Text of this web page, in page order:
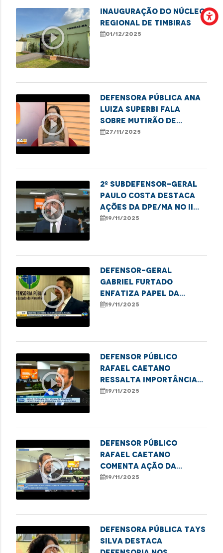
play_circle_outline
Inauguração do Núcleo
Regional de Timbiras
01/12/2025
play_circle_outline
Defensora pública Ana
Luiza Superbi fala
sobre mutirão de
atendimentos para
27/11/2025
play_circle_outline
2º subdefensor-geral
Paulo Costa destaca
ações da DPE/MA no II
Festival da Consciência
19/11/2025
play_circle_outline
Defensor-geral
Gabriel Furtado
enfatiza papel da
DPE/MA no II Festival da
19/11/2025
play_circle_outline
Defensor público
Rafael Caetano
ressalta importância
do II Festival Cultural
19/11/2025
play_circle_outline
Defensor público
Rafael Caetano
comenta ação da
DPE/MA no II Festival da
19/11/2025
Defensora pública Tays
Silva destaca